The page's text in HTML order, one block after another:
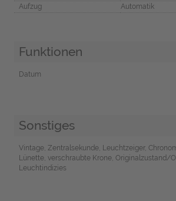
Aufzug
Automatik
Funktionen
Datum
Sonstiges
Vintage, Zentralsekunde, Leuchtzeiger,
Lünette, verschraubte Krone, Originalzustand/
Leuchtindizies